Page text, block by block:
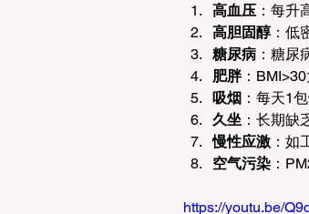
高血压 ：每升
高胆固醇：低
糖尿病 ：糖尿
肥胖：
吸烟 ：每天1
久坐 ：长期缺
慢性应激 ：如
空气污染 ：
https://youtu.be/